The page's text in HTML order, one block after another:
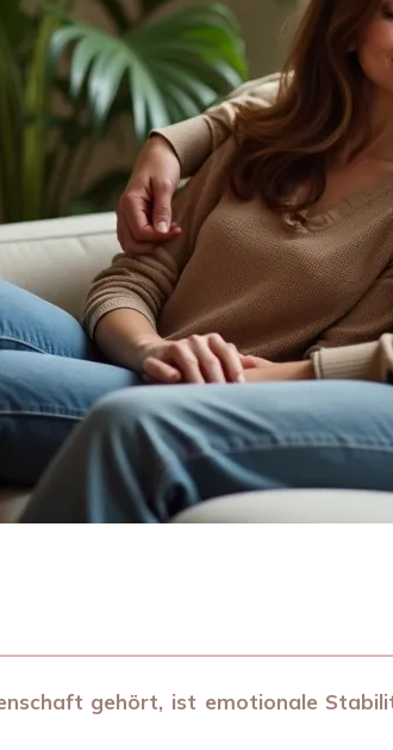
gehört, ist emotionale